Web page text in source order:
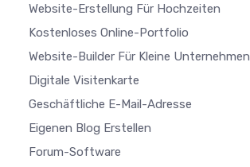
Website-Erstellung Für Hochzeiten
Kostenloses Online-Portfolio
Website-Builder Für Kleine Unternehmen
Digitale Visitenkarte
Geschäftliche E-Mail-Adresse
Eigenen Blog Erstellen
Forum-Software